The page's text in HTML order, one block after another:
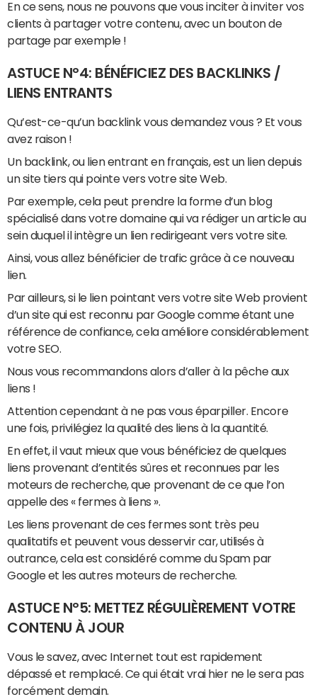
En ce sens, nous ne pouvons que vous inciter à inviter vos
clients à partager votre contenu, avec un bouton de
partage par exemple !
ASTUCE N°4: BÉNÉFICIEZ DES BACKLINKS /
LIENS ENTRANTS
Qu’est-ce-qu’un backlink vous demandez vous ? Et vous
avez raison !
Un backlink, ou lien entrant en français, est un lien depuis
un site tiers qui pointe vers votre site Web.
Par exemple, cela peut prendre la forme d’un blog
spécialisé dans votre domaine qui va rédiger un article au
sein duquel il intègre un lien redirigeant vers votre site.
Ainsi, vous allez bénéficier de trafic grâce à ce nouveau
lien.
Par ailleurs, si le lien pointant vers votre site Web provient
d’un site qui est reconnu par Google comme étant une
référence de confiance, cela améliore considérablement
votre SEO.
Nous vous recommandons alors d’aller à la pêche aux
liens !
Attention cependant à ne pas vous éparpiller. Encore
une fois, privilégiez la qualité des liens à la quantité.
En effet, il vaut mieux que vous bénéficiez de quelques
liens provenant d’entités sûres et reconnues par les
moteurs de recherche, que provenant de ce que l’on
appelle des « fermes à liens ».
Les liens provenant de ces fermes sont très peu
qualitatifs et peuvent vous desservir car, utilisés à
outrance, cela est considéré comme du Spam par
Google et les autres moteurs de recherche.
ASTUCE N°5: METTEZ RÉGULIÈREMENT VOTRE
CONTENU À JOUR
Vous le savez, avec Internet tout est rapidement
dépassé et remplacé. Ce qui était vrai hier ne le sera pas
forcément demain.